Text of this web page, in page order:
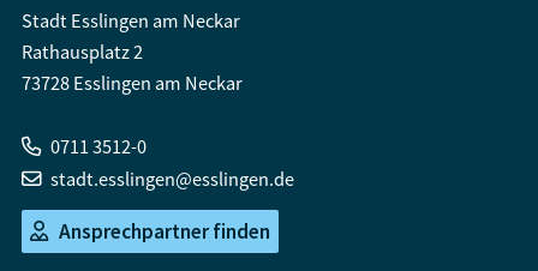
Stadt Esslingen am Neckar
Rathausplatz 2
73728 Esslingen am Neckar
0711 3512-0
stadt.esslingen@esslingen.de
Ansprechpartner finden